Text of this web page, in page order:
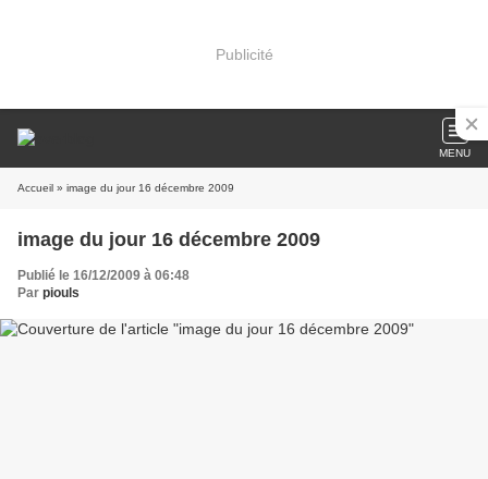
Publicité
MENU
Accueil » image du jour 16 décembre 2009
image du jour 16 décembre 2009
Publié le 16/12/2009 à 06:48
Par piouls